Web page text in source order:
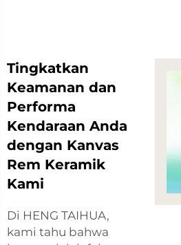
Tingkatkan
Keamanan dan
Performa
Kendaraan Anda
dengan Kanvas
Rem Keramik
Kami
Di HENG TAIHUA,
kami tahu bahwa